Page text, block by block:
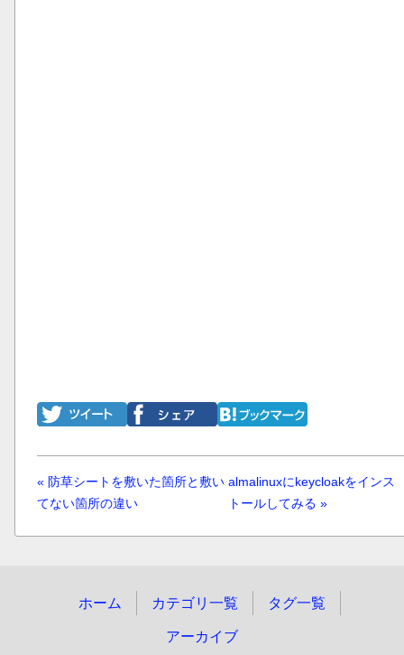
« 防草シートを敷いた箇所と敷い
てない箇所の違い
almalinuxにkeycloakをインス
トールしてみる »
ホーム カテゴリ一覧 タグ一覧
アーカイブ